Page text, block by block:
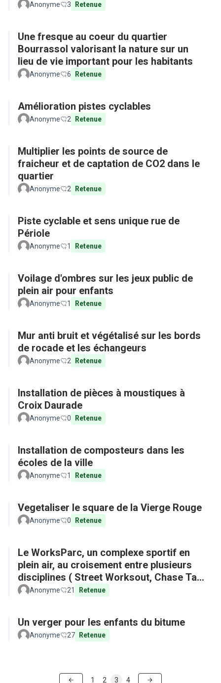
Anonyme 3 Retenue
Une fresque au coeur du quartier
Bourrassol valorisant la nature sur un
lieu de vie important pour les habitants
Anonyme 6 Retenue
Amélioration pistes cyclables
Anonyme 2 Retenue
Multiplier les points de source de
fraicheur et de captation de CO2 dans le
quartier
Anonyme 2 Retenue
Piste cyclable et sens unique rue de
Périole
Anonyme 1 Retenue
Voilage d'ombres sur les jeux public de
plein air pour enfants
Anonyme 1 Retenue
Mur anti bruit et végétalisé sur les bords
de rocade et les échangeurs
Anonyme 2 Retenue
Installation de pièces à moustiques à
Croix Daurade
Anonyme 0 Retenue
Installation de composteurs dans les
écoles de la ville
Anonyme 1 Retenue
Vegetaliser le square de la Vierge Rouge
Anonyme 0 Retenue
Le WorksParc, un complexe sportif en
plein air, au croisement entre plusieurs
disciplines ( Street Worksout, Chase Tag,
Parkour)
Anonyme 21 Retenue
Un verger pour les enfants du bitume
Anonyme 27 Retenue
1 2 3 4